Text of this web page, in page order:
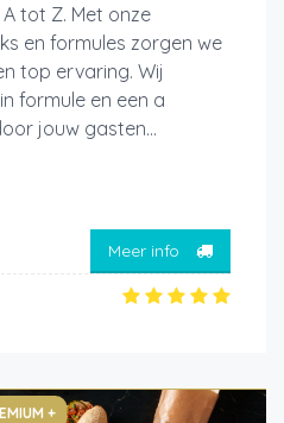
tot Z. Met onze
en formules zorgen we
top ervaring. Wij
formule en een a
jouw gasten...
Meer info
+